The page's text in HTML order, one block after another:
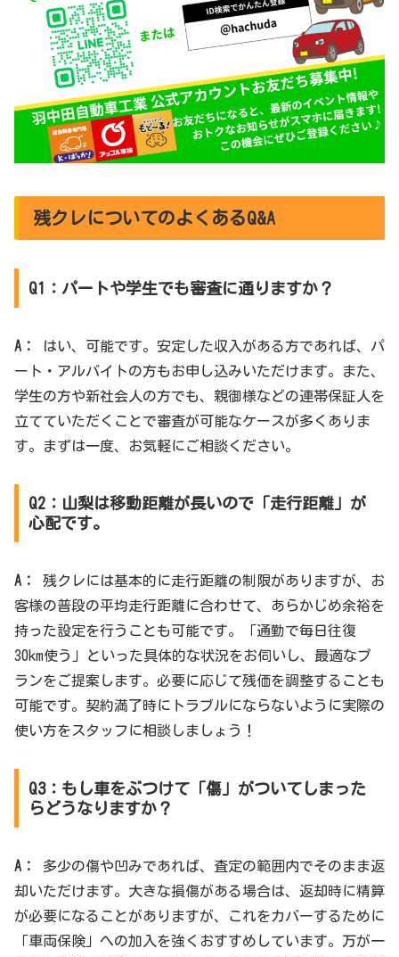
残クレについてのよくあるQ&A
Q1：パートや学生でも審査に通りますか？
A：
はい、可能です。安定した収入がある方であれば、パ
ート・アルバイトの方もお申し込みいただけます。また、
学生の方や新社会人の方でも、親御様などの連帯保証人を
立てていただくことで審査が可能なケースが多くありま
す。まずは一度、お気軽にご相談ください。
Q2：山梨は移動距離が長いので「走行距離」が
心配です。
A：
残クレには基本的に走行距離の制限がありますが、お
客様の普段の平均走行距離に合わせて、あらかじめ余裕を
持った設定を行うことも可能です。「通勤で毎日往復
30km使う」といった具体的な状況をお伺いし、最適なプ
ランをご提案します。必要に応じて残価を調整することも
可能です。契約満了時にトラブルにならないように実際の
使い方をスタッフに相談しましょう！
Q3：もし車をぶつけて「傷」がついてしまった
らどうなりますか？
A：
多少の傷や凹みであれば、査定の範囲内でそのまま返
却いただけます。大きな損傷がある場合は、返却時に精算
が必要になることがありますが、これをカバーするために
「車両保険」への加入を強くおすすめしています。万が一